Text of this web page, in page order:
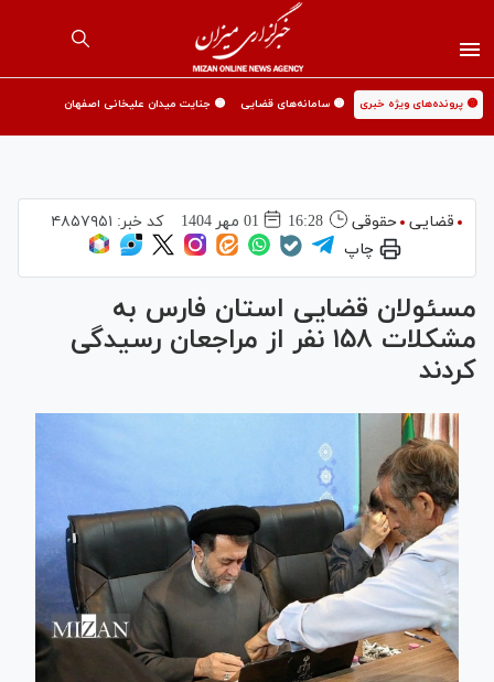
🟡 پرونده‌های ویژه خبری 🟡 سامانه‌های قضایی 🟡 جنایت میدان علیخانی اصفهان
قضایی حقوقی 16:28 01 مهر 1404 کد خبر: ۴۸۵۷۹۵۱
چاپ
مسئولان قضایی استان فارس به
مشکلات ۱۵۸ نفر از مراجعان رسیدگی
کردند